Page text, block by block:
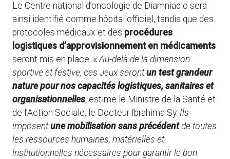
Le Centre national d’oncologie de Diamniadio sera
ainsi identifié comme hôpital officiel, tandis que des
protocoles médicaux et des procédures
logistiques d’approvisionnement en médicaments
seront mis en place. «Au-delà de la dimension
sportive et festive, ces Jeux serontun test grandeur
nature pour nos capacités logistiques, sanitaires et
organisationnelles, estime le Ministre de la Santé et
de l’Action Sociale, le Docteur Ibrahima Sy. Ils
imposentune mobilisation sans précédentde toutes
les ressources humaines, matérielles et
institutionnelles nécessaires pour garantir le bon